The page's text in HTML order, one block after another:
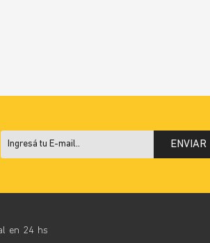
ENVIAR
en 24 hs